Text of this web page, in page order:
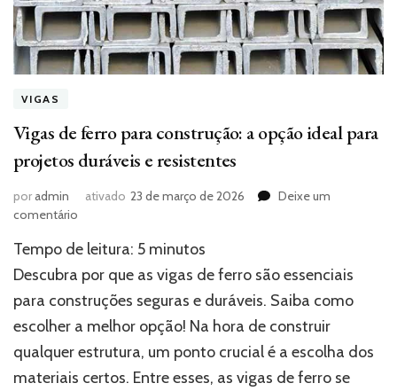
VIGAS
Vigas de ferro para construção: a opção ideal para
projetos duráveis e resistentes
poradmin ativado 23 de março de 2026
Deixe um
comentário
de
ferro
para
construção:
a
opção
ideal
para
Tempo de leitura: 5 minutos
Descubra por que as vigas de ferro são essenciais
para construções seguras e duráveis. Saiba como
escolher a melhor opção! Na hora de construir
qualquer estrutura, um ponto crucial é a escolha dos
materiais certos. Entre esses, as vigas de ferro se